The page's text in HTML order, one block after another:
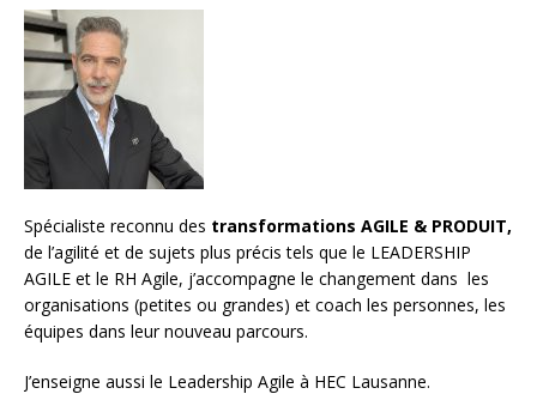
Spécialiste reconnu des transformations AGILE & PRODUIT,
de l’agilité et de sujets plus précis tels que le LEADERSHIP
AGILE et le RH Agile, j’accompagne le changement dans les
organisations (petites ou grandes) et coach les personnes, les
équipes dans leur nouveau parcours.
J’enseigne aussi le Leadership Agile à HEC Lausanne.